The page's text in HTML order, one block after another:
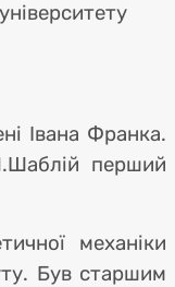
Івана Франка.
перший
механіки
Був старшим